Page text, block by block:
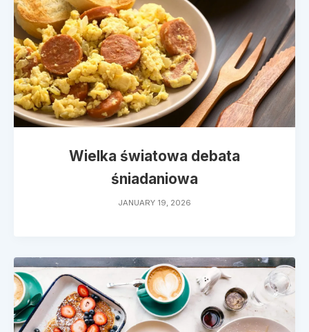
Wielka światowa debata
śniadaniowa
JANUARY 19, 2026